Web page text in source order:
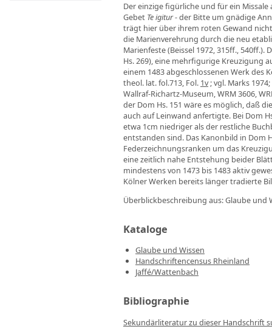
Der einzige figürliche und für ein
Gebet Te igitur- der Bitte um gnädige
trägt hier über ihrem roten Gewand
die Marienverehrung durch die neu
Marienfeste (Beissel 1972, 315ff.,
Hs. 269), eine mehrfigurige Kreuzigung
einem 1483 abgeschlossenen Werk des
theol. lat. fol.713, Fol. 1v; vgl. Marks
Wallraf-Richartz-Museum, WRM 3606,
der Dom Hs. 151 wäre es möglich, daß
auch auf Leinwand anfertigte. Bei Dom
etwa 1cm niedriger als der restliche
entstanden sind. Das Kanonbild in Dom
Federzeichnungsranken um das
eine zeitlich nahe Entstehung beider
mindestens von 1473 bis 1483 aktiv
Kölner Werken bereits länger tradierte
Überblickbeschreibung aus: Glaube und
Kataloge
Glaube und Wissen
Handschriftencensus Rheinland
Jaffé/Wattenbach
Bibliographie
Sekundärliteratur zu dieser Handschrift